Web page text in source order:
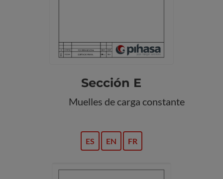
Sección E
Muelles de carga constante
ES EN FR